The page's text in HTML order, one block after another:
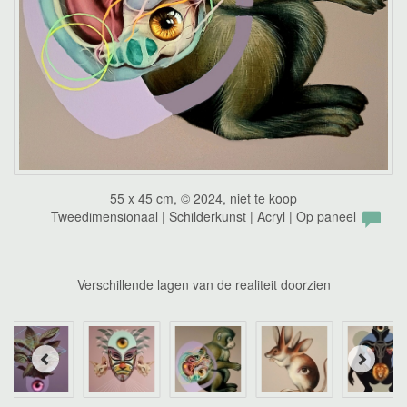
55 x 45 cm, © 2024, niet te koop
Tweedimensionaal | Schilderkunst | Acryl | Op paneel
Verschillende lagen van de realiteit doorzien